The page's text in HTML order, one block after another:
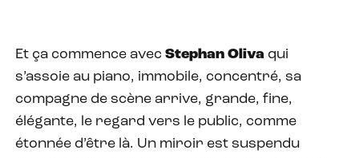
Et ça commence avec Stephan Oliva qui
s’assoie au piano, immobile, concentré, sa
compagne de scène arrive, grande, fine,
élégante, le regard vers le public, comme
étonnée d’être là. Un miroir est suspendu